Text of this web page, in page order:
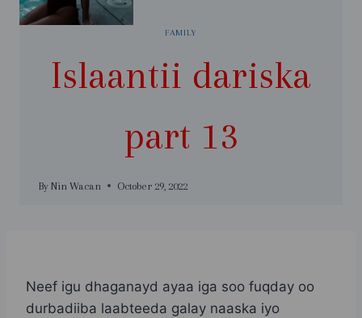
FAMILY
Islaantii dariska
part 13
By Nin Wacan October 29, 2022
Neef igu dhaganayd ayaa iga soo fuqday oo
durbadiiba laabteeda galay naaska iyo